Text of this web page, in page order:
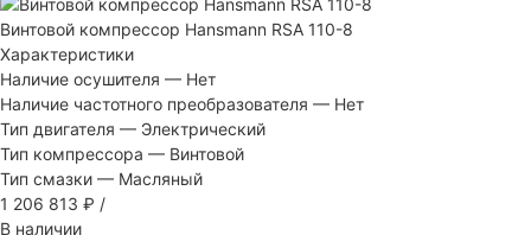
Винтовой компрессор Hansmann RSA 110-8
Характеристики
Наличие осушителя — Нет
Наличие частотного преобразователя — Нет
Тип двигателя — Электрический
Тип компрессора — Винтовой
Тип смазки — Масляный
1 206 813 ₽ /
В наличии